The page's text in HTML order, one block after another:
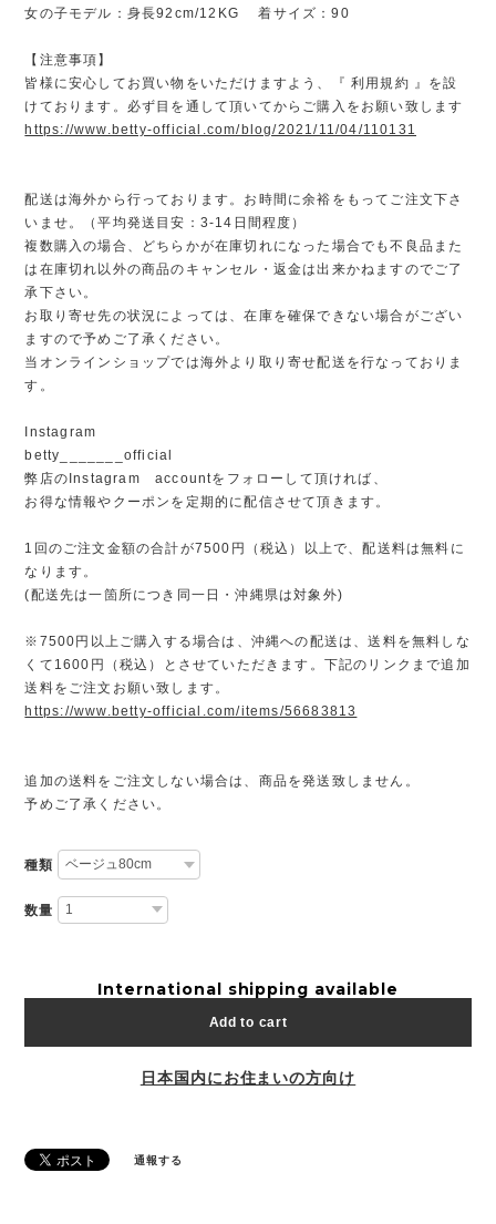
女の子モデル：身長92cm/12KG 着サイズ：90
【注意事項】
皆様に安心してお買い物をいただけますよう、『 利用規約 』を設
けております。必ず目を通して頂いてからご購入をお願い致します
https://www.betty-official.com/blog/2021/11/04/110131
配送は海外から行っております。お時間に余裕をもってご注文下さ
いませ。（平均発送目安：3-14日間程度）
複数購入の場合、どちらかが在庫切れになった場合でも不良品また
は在庫切れ以外の商品のキャンセル・返金は出来かねますのでご了
承下さい。
お取り寄せ先の状況によっては、在庫を確保できない場合がござい
ますので予めご了承ください。
当オンラインショップでは海外より取り寄せ配送を行なっておりま
す。
Instagram
betty_______official
弊店のInstagram accountをフォローして頂ければ、
お得な情報やクーポンを定期的に配信させて頂きます。
1回のご注文金額の合計が7500円（税込）以上で、配送料は無料に
なります。
(配送先は一箇所につき同一日・沖縄県は対象外)
※7500円以上ご購入する場合は、沖縄への配送は、送料を無料しな
くて1600円（税込）とさせていただきます。下記のリンクまで追加
送料をご注文お願い致します。
https://www.betty-official.com/items/56683813
追加の送料をご注文しない場合は、商品を発送致しません。
予めご了承ください。
種類
数量
International shipping available
Add to cart
日本国内にお住まいの方向け
通報する